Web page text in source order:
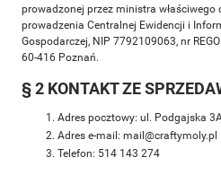
prowadzonej przez ministra właściwego
prowadzenia Centralnej Ewidencji i
Gospodarczej, NIP 7792109063, nr
60-416 Poznań.
§ 2 KONTAKT ZE
Adres pocztowy: ul. Podgajska
Adres e-mail: mail@craftymoly.pl
Telefon: 514 143 274